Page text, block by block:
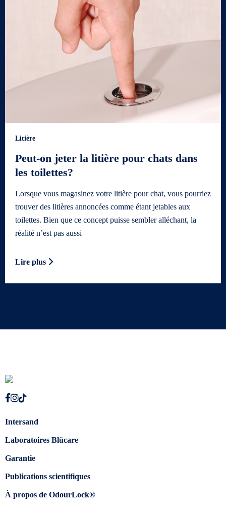
Litière
Peut-on jeter la litière pour chats dans
les toilettes?
Lorsque vous magasinez votre litière pour chat, vous pourriez
trouver des litières annoncées comme étant jetables aux
toilettes. Bien que ce concept puisse sembler alléchant, la
réalité n’est pas aussi
Lire plus
Intersand
Laboratoires Blücare
Garantie
Publications scientifiques
À propos de OdourLock®